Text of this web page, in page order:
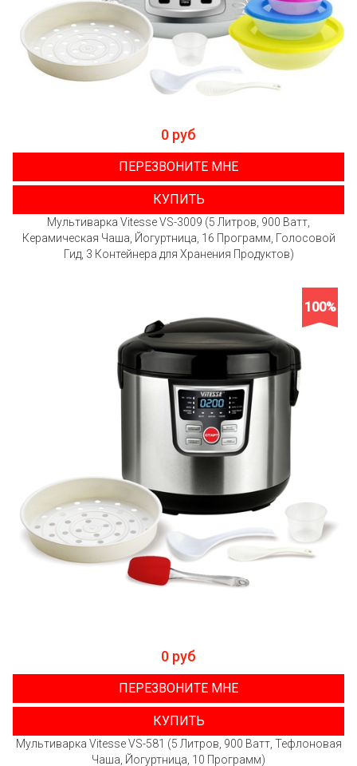
0 руб
ПЕРЕЗВОНИТЕ МНЕ
КУПИТЬ
Мультиварка Vitesse VS-3009 (5 Литров, 900 Ватт,
Керамическая Чаша, Йогуртница, 16 Программ, Голосовой
Гид, 3 Контейнера для Хранения Продуктов)
100%
0 руб
ПЕРЕЗВОНИТЕ МНЕ
КУПИТЬ
Мультиварка Vitesse VS-581 (5 Литров, 900 Ватт, Тефлоновая
Чаша, Йогуртница, 10 Программ)